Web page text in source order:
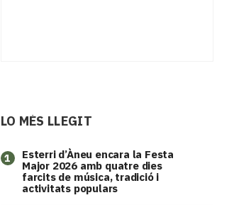
LO MÉS LLEGIT
1
Esterri d’Àneu encara la Festa
Major 2026 amb quatre dies
farcits de música, tradició i
activitats populars